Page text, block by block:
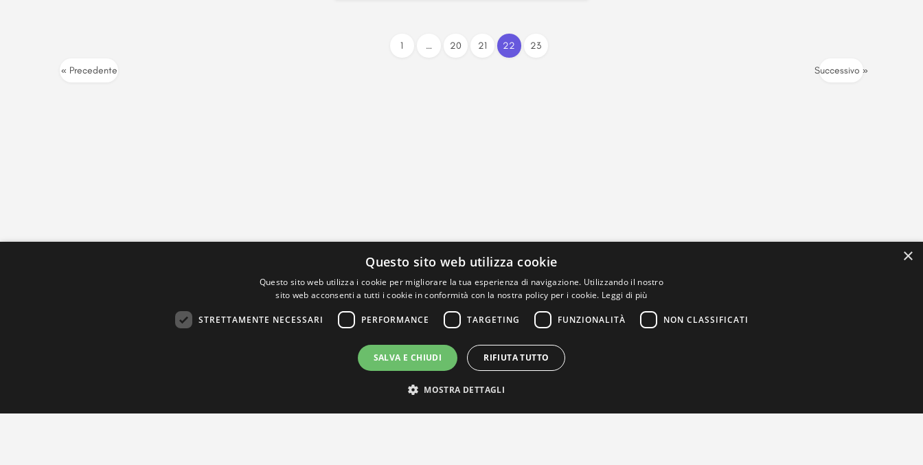
« Precedente
1 … 20 21 22 23
Successivo »
×
Questo sito web utilizza cookie
Questo sito web utilizza i cookie per migliorare la tua esperienza di navigazione. Utilizzando il nostro
sito web acconsenti a tutti i cookie in conformità con la nostra policy per i cookie. Leggi di più
STRETTAMENTE NECESSARI PERFORMANCE TARGETING FUNZIONALITÀ NON CLASSIFICATI
SALVA E CHIUDI RIFIUTA TUTTO
MOSTRA DETTAGLI